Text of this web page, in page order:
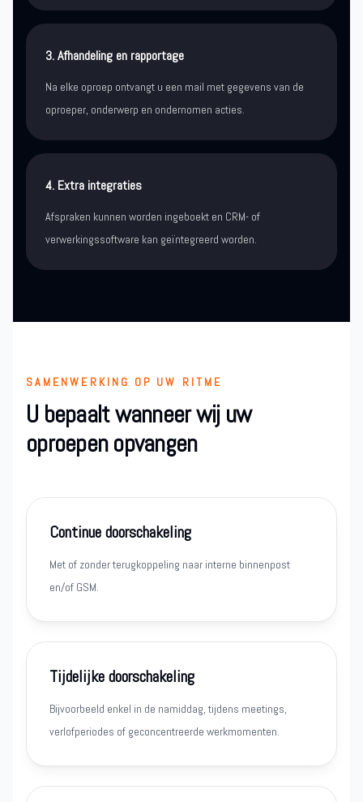
3. Afhandeling en rapportage
Na elke oproep ontvangt u een mail met gegevens van de
oproeper, onderwerp en ondernomen acties.
4. Extra integraties
Afspraken kunnen worden ingeboekt en CRM- of
verwerkingssoftware kan geïntegreerd worden.
SAMENWERKING OP UW RITME
U bepaalt wanneer wij uw
oproepen opvangen
Continue doorschakeling
Met of zonder terugkoppeling naar interne binnenpost
en/of GSM.
Tijdelijke doorschakeling
Bijvoorbeeld enkel in de namiddag, tijdens meetings,
verlofperiodes of geconcentreerde werkmomenten.